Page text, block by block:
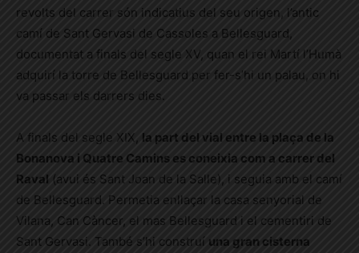
revolts del carrer són indicatius del seu origen, l’antic
camí de Sant Gervasi de Cassoles a Bellesguard,
documentat a finals del segle XV, quan el rei Martí l’Humà
adquirí la torre de Bellesguard per fer-s’hi un palau, on hi
va passar els darrers dies.
A finals del segle XIX, la part del vial entre la plaça de la
Bonanova i Quatre Camins es coneixia com a carrer del
Raval (avui és Sant Joan de la Salle), i seguia amb el camí
de Bellesguard. Permetia enllaçar la casa senyorial de
Vilana, Can Càncer, el mas Bellesguard i el cementiri de
Sant Gervasi. També s’hi construí una gran cisterna